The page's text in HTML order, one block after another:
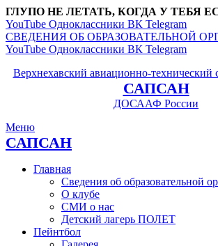
ГЛУПО НЕ ЛЕТАТЬ, КОГДА У ТЕБЯ
YouTube Одноклассники ВК Telegram
СВЕДЕНИЯ ОБ ОБРАЗОВАТЕЛЬНОЙ
YouTube Одноклассники ВК Telegram
Верхнехавский авиационно-технический
САПСАН
ДОСААФ России
Меню
САПСАН
Главная
Сведения об образовательной
О клубе
СМИ о нас
Детский лагерь ПОЛЕТ
Пейнтбол